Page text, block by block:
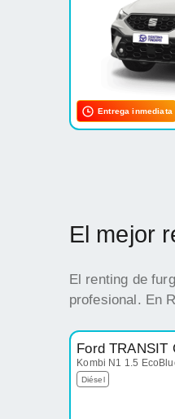
Entrega inmediata
El mejor
El renting de
profesional. En
Ford TRANSIT
Kombi N1 1.5
Diésel